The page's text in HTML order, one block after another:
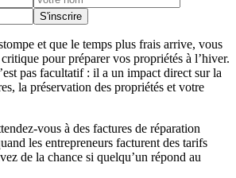
S'inscrire
et que le temps plus frais arrive, vous
pour préparer vos propriétés à l’hiver.
pas facultatif : il a un impact direct sur la
la préservation des propriétés et votre
vous à des factures de réparation
les entrepreneurs facturent des tarifs
de la chance si quelqu’un répond au